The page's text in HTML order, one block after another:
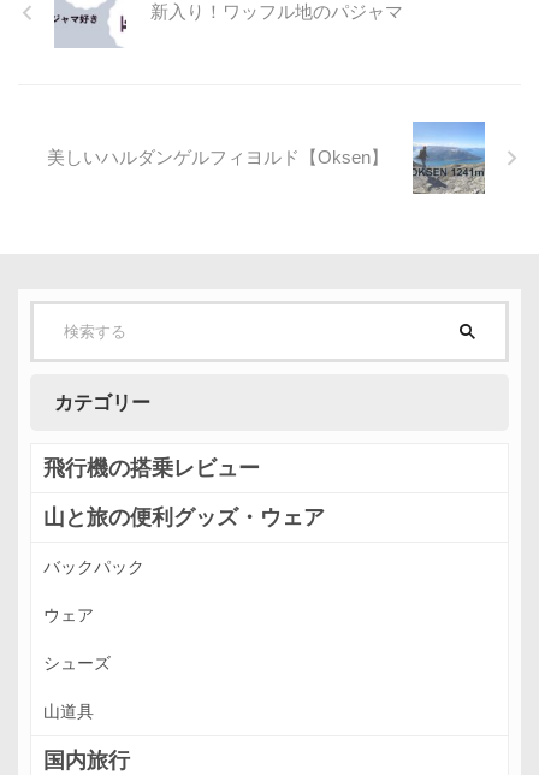
新入り！ワッフル地のパジャマ
美しいハルダンゲルフィヨルド【Oksen】
カテゴリー
飛行機の搭乗レビュー
山と旅の便利グッズ・ウェア
バックパック
ウェア
シューズ
山道具
国内旅行